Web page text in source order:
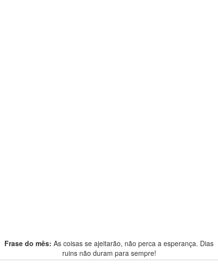
Frase do mês: As coisas se ajeitarão, não perca a esperança. Dias
ruins não duram para sempre!